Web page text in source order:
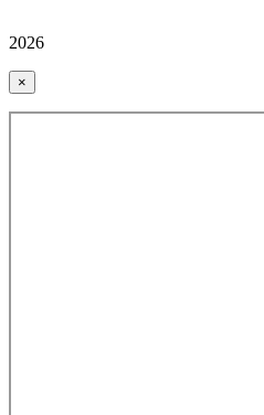
2026
×